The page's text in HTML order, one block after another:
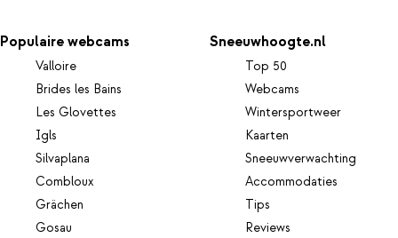
Populaire webcams
Valloire
Brides les Bains
Les Glovettes
Igls
Silvaplana
Combloux
Grächen
Gosau
Sneeuwhoogte.nl
Top 50
Webcams
Wintersportweer
Kaarten
Sneeuwverwachting
Accommodaties
Tips
Reviews